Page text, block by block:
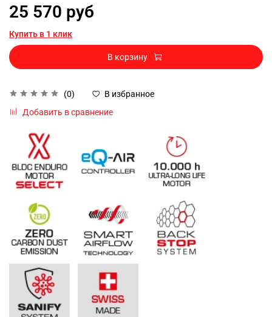
(0)
В избранное
Добавить в сравнение
25 570 руб
Купить в 1 клик
В корзину